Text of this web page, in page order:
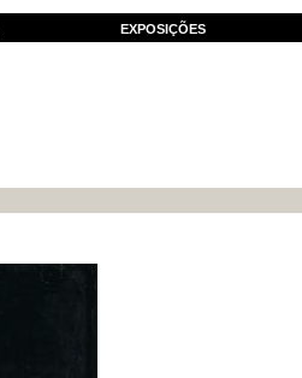
EXPOSIÇÕES